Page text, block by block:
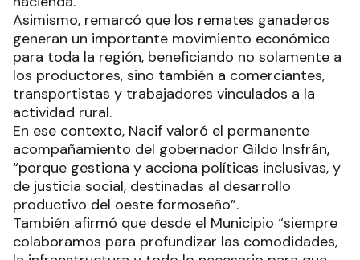
Asimismo, remarcó que los remates ganaderos
generan un importante movimiento económico
para toda la región, beneficiando no solamente a
los productores, sino también a comerciantes,
transportistas y trabajadores vinculados a la
actividad rural.
En ese contexto, Nacif valoró el permanente
acompañamiento del gobernador Gildo Insfrán,
“porque gestiona y acciona políticas inclusivas, y
de justicia social, destinadas al desarrollo
productivo del oeste formoseño”.
También afirmó que desde el Municipio “siempre
colaboramos para profundizar las comodidades,